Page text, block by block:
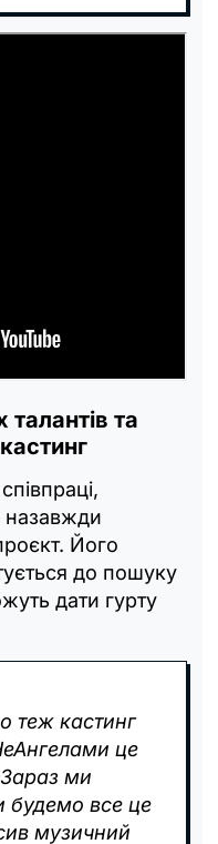
та
назавжди
Його
до пошуку
дати гурту
теж кастинг
це
Зараз ми
будемо все це
музичний